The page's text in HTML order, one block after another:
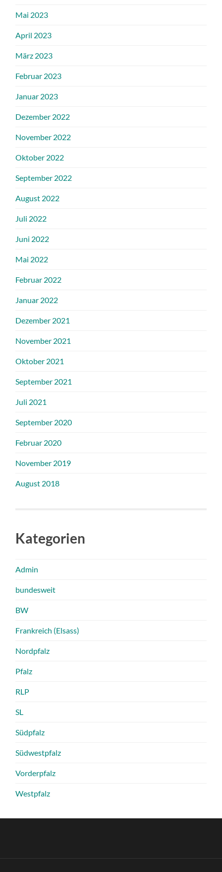
Mai 2023
April 2023
März 2023
Februar 2023
Januar 2023
Dezember 2022
November 2022
Oktober 2022
September 2022
August 2022
Juli 2022
Juni 2022
Mai 2022
Februar 2022
Januar 2022
Dezember 2021
November 2021
Oktober 2021
September 2021
Juli 2021
September 2020
Februar 2020
November 2019
August 2018
Kategorien
Admin
bundesweit
BW
Frankreich (Elsass)
Nordpfalz
Pfalz
RLP
SL
Südpfalz
Südwestpfalz
Vorderpfalz
Westpfalz